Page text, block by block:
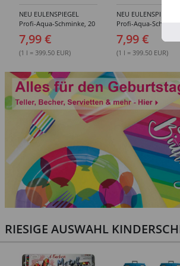
NEU EULENSPIEGEL
Profi-Aqua-Schminke, 20
Verschiedene Farben
7,99 €
(1 l = 399.50 EUR)
NEU EULENSPIEGEL
Profi-Aqua-
Verschiedene Farben
7,99 €
(1 l = 399.50 EUR)
RIESIGE AUSWAHL